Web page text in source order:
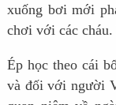
xuống bơi mới
chơi với các
Ép học theo cái
và đối với người